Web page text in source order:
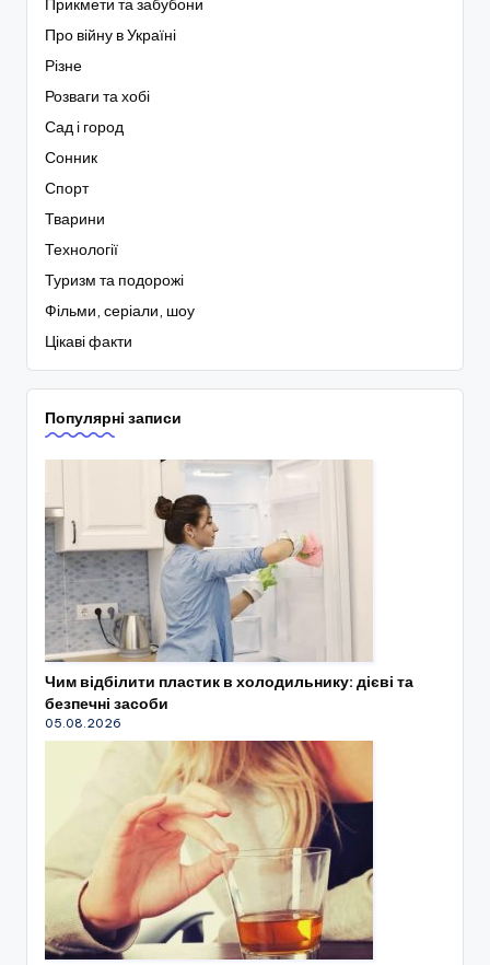
Прикмети та забубони
Про війну в Україні
Різне
Розваги та хобі
Сад і город
Сонник
Спорт
Тварини
Технології
Туризм та подорожі
Фільми, серіали, шоу
Цікаві факти
Популярні записи
Чим відбілити пластик в холодильнику: дієві та
безпечні засоби
05.08.2026